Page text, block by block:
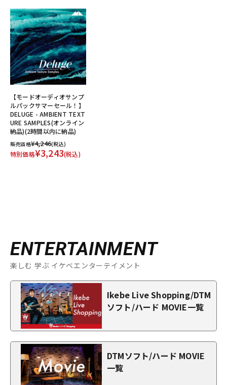
【モードオーディオサンプ
ルパックサマーセール！】
DELUGE - AMBIENT TEXT
URE SAMPLES(オンライン
納品)(2時間以内に納品)
販売価格¥4,246(税込)
特別価格¥3,243(税込)
ENTERTAINMENT
楽しむ 学ぶ イケベエンターテイメント
Ikebe Live Shopping/DTM
ソフト/ハード MOVIE一覧
DTMソフト/ハード MOVIE
一覧